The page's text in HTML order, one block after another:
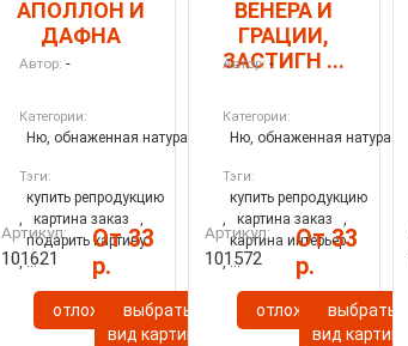
АПОЛЛОН И
ДАФНА
Автор: -
Категории:
Ню, обнаженная натура
Тэги:
купить репродукцию
,
картина заказ
,
подарить картину
, ...
Артикул:
101621
От 33
р.
отложитьвыбрать
вид картины
ВЕНЕРА И
ГРАЦИИ,
ЗАСТИГН ...
Автор: -
Категории:
Ню, обнаженная натура
Тэги:
купить репродукцию
,
картина заказ
,
картина интерьер
, ...
Артикул:
101572
От 33
р.
отложитьвыбрать
вид картины